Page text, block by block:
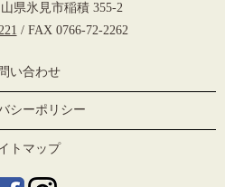
県氷見市稲積 355-2
/ FAX 0766-72-2262
い合わせ
シーポリシー
トマップ